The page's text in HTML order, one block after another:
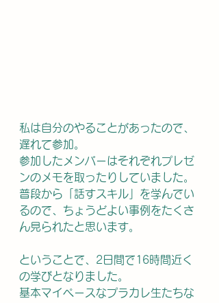
私は自分のやることがあったので、
遅れて参加。
参加したメンバーはそれぞれプレゼ
ンのメモを取ったりしていました。
普段から「話すスキル」を学んでい
るので、ちょうどよい事例をたくさ
ん見られたと思います。
ということで、2日間で16時間近く
の学びとなりました。
基本マイペースなプラカレ生たちな